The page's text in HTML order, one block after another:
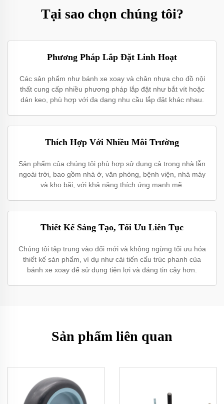
Tại sao chọn chúng tôi?
Phương Pháp Lắp Đặt Linh Hoạt
Các sản phẩm như bánh xe xoay và chân nhựa cho đồ nội
thất cung cấp nhiều phương pháp lắp đặt như bắt vít hoặc
dán keo, phù hợp với đa dạng nhu cầu lắp đặt khác nhau.
Thích Hợp Với Nhiều Môi Trường
Sản phẩm của chúng tôi phù hợp sử dụng cả trong nhà lẫn
ngoài trời, bao gồm nhà ở, văn phòng, bệnh viện, nhà máy
và kho bãi, với khả năng thích ứng mạnh mẽ.
Thiết Kế Sáng Tạo, Tối Ưu Liên Tục
Chúng tôi tập trung vào đổi mới và không ngừng tối ưu hóa
thiết kế sản phẩm, ví dụ như cải tiến cấu trúc phanh của
bánh xe xoay để sử dụng tiện lợi và đáng tin cậy hơn.
Sản phẩm liên quan